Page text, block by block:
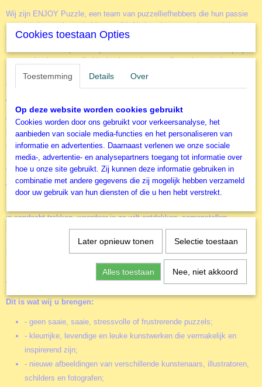
Wij zijn ENJOY Puzzle, een team van puzzelliefhebbers die hun passie
naar een hoger niveau hebben getild. Na jarenlang puzzelen ontdekten we
precies wat ons het meest laat genieten van een legpuzzel! Onze
zoektocht naar de perfecte puzzel veranderde al snel in een droomproject
toen we besloten om alle ideale eigenschappen die we in gedachten
hadden te combineren om de meest opwindende legpuzzels te maken –
en zo werd ENJOY Puzzle werkelijkheid!
Waarom heten we ENJOY Puzzle?
Waarom zou je aan een puzzel werken als je er geen plezier in hebt?! Het
leggen van een legpuzzel kost veel tijd, dus de hele ervaring, van de
puzzel zelf tot en met de afbeelding, moet leuk en onderhoudend zijn!
Uiteindelijk moet je zeggen: " Ik heb echt genoten van het werken aan
dezeAlba Carolina Fortresspuzzel! ", en niet met een bittere nasmaak!
Wat maakt ENJOY Puzzle zo leuk?
je aandacht trekken, waardoor je ze wilt ontdekken, samenstellen,
bewonderen en zelfs inlijsten! Elk stukje moet heerlijk in je hand liggen,
zodat je er moeilijk vanaf kunt blijven als je eenmaal aan de puzzel
Soms kan het lastig zijn om al deze elementen in één enkele legpuzzel te
vinden... Dat is verleden tijd, nu ENJOY Puzzle bestaat!
Dit is wat wij u brengen:
- geen saaie, saaie, stressvolle of frustrerende puzzels;
- kleurrijke, levendige en leuke kunstwerken die vermakelijk en
inspirerend zijn;
- nieuwe afbeeldingen van verschillende kunstenaars, illustratoren,
schilders en fotografen;
Cookies toestaan Opties
Toestemming Details Over
Op deze website worden cookies gebruikt
Cookies worden door ons gebruikt voor verkeersanalyse, het
aanbieden van sociale media-functies en het personaliseren van
informatie en advertenties. Daarnaast verlenen we onze sociale
media-, advertentie- en analysepartners toegang tot informatie over
hoe u onze site gebruikt. Zij kunnen deze informatie gebruiken in
combinatie met andere gegevens die zij mogelijk hebben verzameld
door uw gebruik van hun diensten of die u hen hebt verstrekt.
Later opnieuw tonen Selectie toestaan
Alles toestaan Nee, niet akkoord